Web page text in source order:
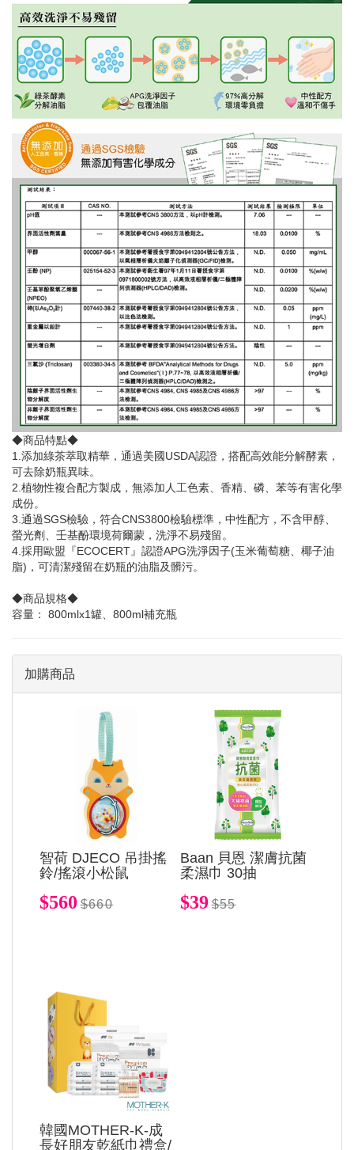
◆商品特點◆
1.添加綠茶萃取精華，通過美國USDA認證，搭配高效能分解酵素，
可去除奶瓶異味。
2.植物性複合配方製成，無添加人工色素、香精、磷、苯等有害化學
成份。
3.通過SGS檢驗，符合CNS3800檢驗標準，中性配方，不含甲醇、
螢光劑、壬基酚環境荷爾蒙，洗淨不易殘留。
4.採用歐盟『ECOCERT』認證APG洗淨因子(玉米葡萄糖、椰子油
脂)，可清潔殘留在奶瓶的油脂及髒污。
◆商品規格◆
容量： 800mlx1罐、800ml補充瓶
加購商品
智荷 DJECO 吊掛搖
鈴/搖滾小松鼠
$560 $660
Baan 貝恩 潔膚抗菌
柔濕巾 30抽
$39 $55
韓國MOTHER-K-成
長好朋友乾紙巾禮盒/